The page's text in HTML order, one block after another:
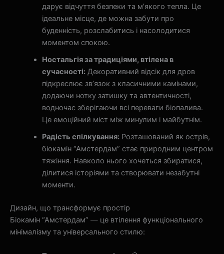
дарує відчуття безпеки та м’якого тепла. Це
ідеальне місце, де можна забути про
буденність, розслабитись і насолодитися
моментом спокою.
Ностальгія за традиціями, втілена в
сучасності:Декоративний відсік для дров
підкреслює зв’язок з класичними камінами,
додаючи нотку затишку та автентичності,
водночас зберігаючи всі переваги біопалива.
Це емоційний міст між минулим і майбутнім.
Радість спілкування:Розташований як острів,
біокамін “Амстердам” стає природним центром
тяжіння. Навколо нього хочеться збиратися,
ділитися історіями та створювати незабутні
моменти.
Дизайн, що трансформує простір
Біокамін “Амстердам” — це втілення функціонального
мінімалізму та універсального стилю: